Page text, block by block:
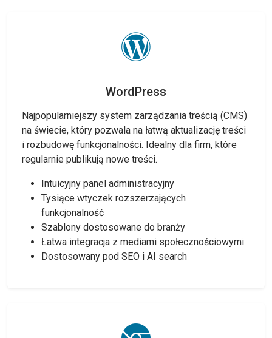
WordPress
Najpopularniejszy system zarządzania treścią (CMS)
na świecie, który pozwala na łatwą aktualizację treści
i rozbudowę funkcjonalności. Idealny dla firm, które
regularnie publikują nowe treści.
Intuicyjny panel administracyjny
Tysiące wtyczek rozszerzających
funkcjonalność
Szablony dostosowane do branży
Łatwa integracja z mediami społecznościowymi
Dostosowany pod SEO i AI search